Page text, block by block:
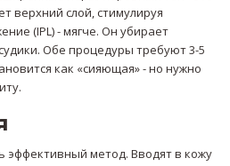
верхний слой, стимулируя
(IPL) - мягче. Он убирает
Обе процедуры требуют 3-5
как «сияющая» - но нужно
эффективный метод. Вводят в кожу